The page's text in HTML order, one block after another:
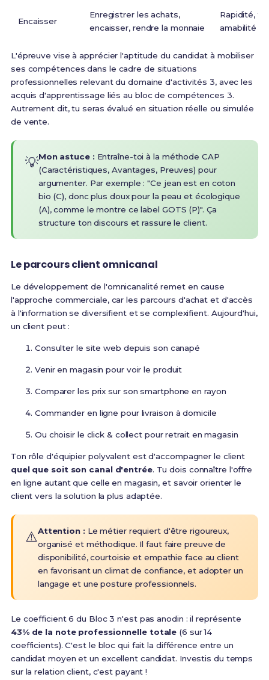
Encaisser
Enregistrer les achats,
encaisser, rendre la monnaie
Rapidité,
amabilité
L'épreuve vise à apprécier l'aptitude du candidat à mobiliser
ses compétences dans le cadre de situations
professionnelles relevant du domaine d'activités 3, avec les
acquis d'apprentissage liés au bloc de compétences 3.
Autrement dit, tu seras évalué en situation réelle ou simulée
de vente.
💡Mon astuce : Entraîne-toi à la méthode CAP
(Caractéristiques, Avantages, Preuves) pour
argumenter. Par exemple : "Ce jean est en coton
bio (C), donc plus doux pour la peau et écologique
(A), comme le montre ce label GOTS (P)". Ça
structure ton discours et rassure le client.
Le parcours client omnicanal
Le développement de l'omnicanalité remet en cause
l'approche commerciale, car les parcours d'achat et d'accès
à l'information se diversifient et se complexifient. Aujourd'hui,
un client peut :
Consulter le site web depuis son canapé
Venir en magasin pour voir le produit
Comparer les prix sur son smartphone en rayon
Commander en ligne pour livraison à domicile
Ou choisir le click & collect pour retrait en magasin
Ton rôle d'équipier polyvalent est d'accompagner le client
quel que soit son canal d'entrée. Tu dois connaître l'offre
en ligne autant que celle en magasin, et savoir orienter le
client vers la solution la plus adaptée.
⚠️Attention : Le métier requiert d'être rigoureux,
organisé et méthodique. Il faut faire preuve de
disponibilité, courtoisie et empathie face au client
en favorisant un climat de confiance, et adopter un
langage et une posture professionnels.
Le coefficient 6 du Bloc 3 n'est pas anodin : il représente
43% de la note professionnelle totale (6 sur 14
coefficients). C'est le bloc qui fait la différence entre un
candidat moyen et un excellent candidat. Investis du temps
sur la relation client, c'est payant !